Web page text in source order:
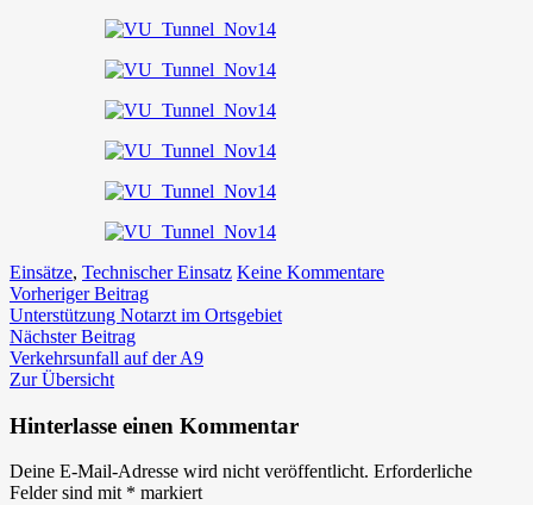
Einsätze, Technischer Einsatz Keine Kommentarezu
Beitragsnavigation
Vorheriger BeitragVorheriger
Beitrag:
Unterstützung Notarzt im Ortsgebiet
Nächster BeitragNächster
Beitrag:
Verkehrsunfall auf der A9
Zur Übersicht
Hinterlasse einen Kommentar
Deine E-Mail-Adresse wird nicht veröffentlicht. Erforderliche
Felder sind mit * markiert